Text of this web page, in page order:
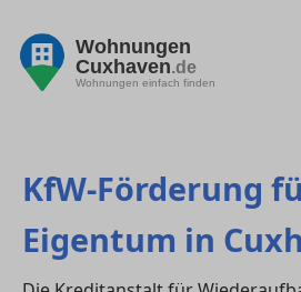
Wohnungen
Cuxhaven.de
Wohnungen einfach finden
KfW-Förderung
Eigentum in